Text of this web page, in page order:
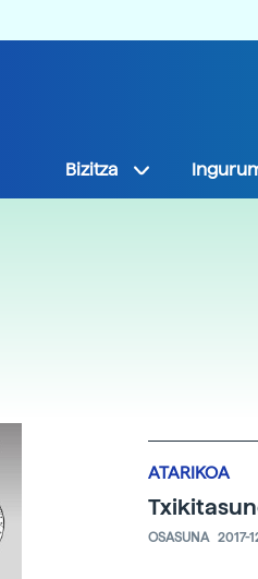
Bizitza
ATARIKOA
OSASUNA 2017-